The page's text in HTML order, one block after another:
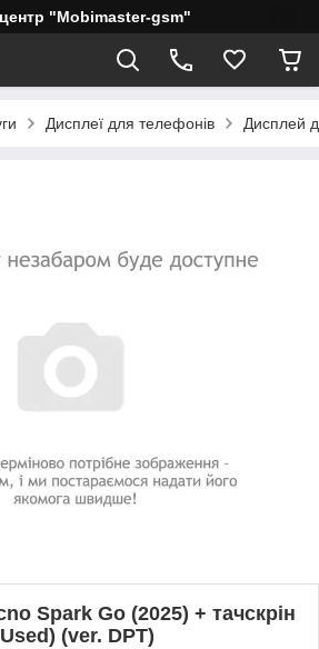
"Mobimaster-gsm"
Дисплеї для телефонів Дисплей
Spark Go (2025) + тачскрін
(ver. DPT)